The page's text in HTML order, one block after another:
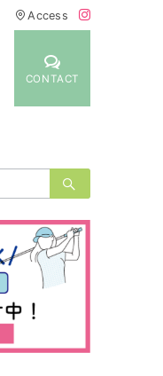
Access
CONTACT